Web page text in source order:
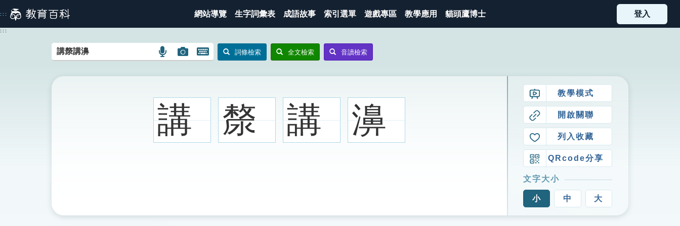
到
主
::: 網站導覽 生字詞彙表 成語故事 索引選單 遊戲專區 教學應用 貓頭鷹博士 登入
:::
語
搜
圖
示
圖
搜
圖
示
開
鍵
圖
詞條檢索 全文檢索 音讀檢索
講 漦 講 濞
教學模式
開啟關聯
列入收藏
QRcode分享
文字大小
小 中 大